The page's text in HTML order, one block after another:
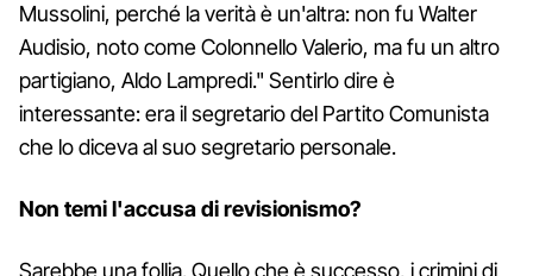
Mussolini, perché la verità è un'altra: non fu Walter
Audisio, noto come Colonnello Valerio, ma fu un altro
partigiano, Aldo Lampredi." Sentirlo dire è
interessante: era il segretario del Partito Comunista
che lo diceva al suo segretario personale.
Non temi l'accusa di revisionismo?
Sarebbe una follia. Quello che è successo, i crimini di